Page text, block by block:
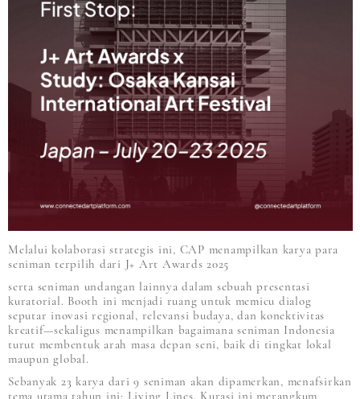
Melalui kolaborasi strategis ini, CAP menampilkan karya para
seniman terpilih dari J+ Art Awards 2025
serta seniman undangan lainnya dalam sebuah presentasi
kuratorial. Booth ini menjadi ruang untuk memicu dialog
seputar inovasi regional, relevansi budaya, dan konektivitas
kreatif—sekaligus menampilkan bagaimana seniman Indonesia
turut membentuk arah masa depan seni, baik di tingkat lokal
maupun global.
Sebanyak 23 karya dari 9 seniman akan dipamerkan, menafsirkan
tema utama tahun ini: Living Lines. Kurasi ini merangkum